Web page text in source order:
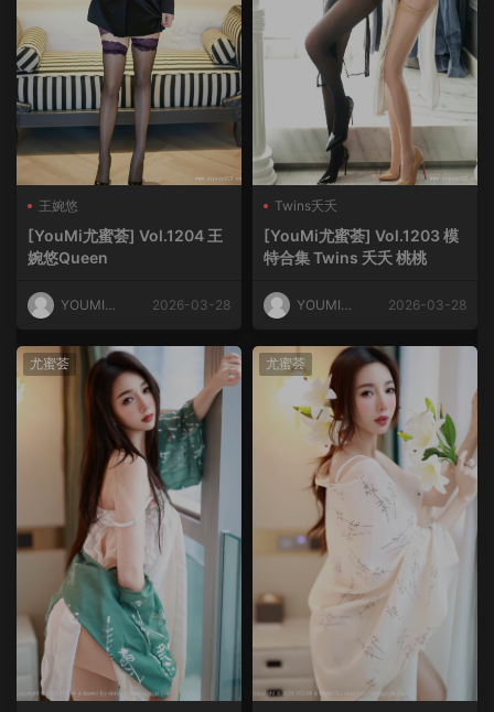
王婉悠
[YouMi尤蜜荟] Vol.1204 王
婉悠Queen
YOUMI尤
2026-03-28
Twins夭夭
[YouMi尤蜜荟] Vol.1203 模
特合集 Twins 夭夭 桃桃
YOUMI尤
2026-03-28
尤蜜荟 尤蜜荟